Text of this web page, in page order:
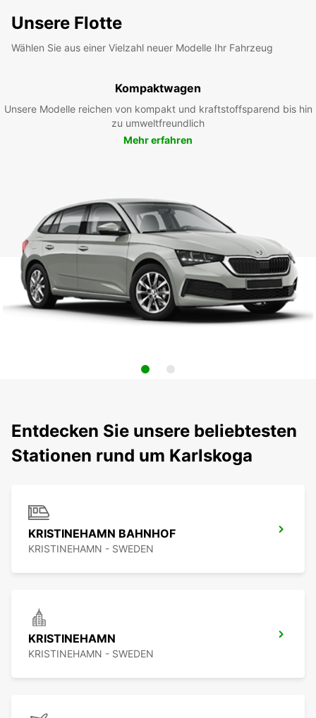
Unsere Flotte
Wählen Sie aus einer Vielzahl neuer Modelle Ihr Fahrzeug
Kompaktwagen
Unsere Modelle reichen von kompakt und kraftstoffsparend bis hin
zu umweltfreundlich
Mehr erfahren
Entdecken Sie unsere beliebtesten
Stationen rund um Karlskoga
KRISTINEHAMN BAHNHOF
KRISTINEHAMN - SWEDEN
KRISTINEHAMN
KRISTINEHAMN - SWEDEN